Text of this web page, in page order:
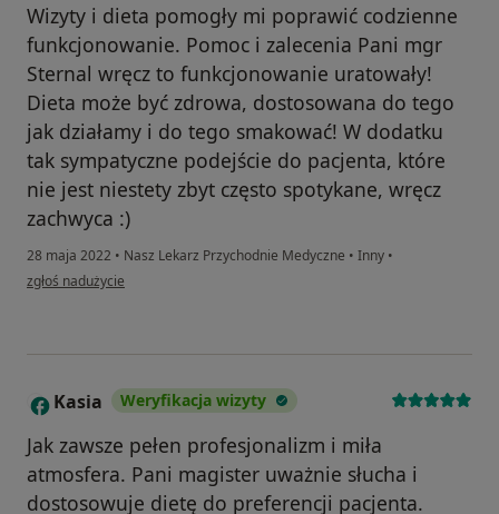
Wizyty i dieta pomogły mi poprawić codzienne
funkcjonowanie. Pomoc i zalecenia Pani mgr
Sternal wręcz to funkcjonowanie uratowały!
Dieta może być zdrowa, dostosowana do tego
jak działamy i do tego smakować! W dodatku
tak sympatyczne podejście do pacjenta, które
nie jest niestety zbyt często spotykane, wręcz
zachwyca :)
28 maja 2022 • Nasz Lekarz Przychodnie Medyczne • Inny •
w opinii użytkownika Dominika
zgłoś nadużycie
K Kasia Weryfikacja wizyty
Jak zawsze pełen profesjonalizm i miła
atmosfera. Pani magister uważnie słucha i
dostosowuje dietę do preferencji pacjenta.